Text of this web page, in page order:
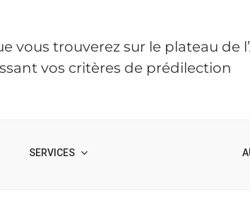
trouverez sur le plateau de
vos critères de prédilection
SERVICES